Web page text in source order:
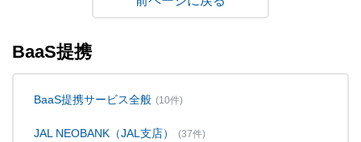
BaaS提携
BaaS提携サービス全般 (10件)
JAL NEOBANK（JAL支店） (37件)